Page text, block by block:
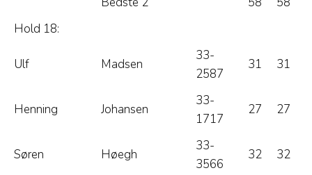
Hold 18:
Ulf Madsen
33-
2587
31 31
Henning Johansen
33-
1717
27 27
Søren Høegh
33-
3566
32 32